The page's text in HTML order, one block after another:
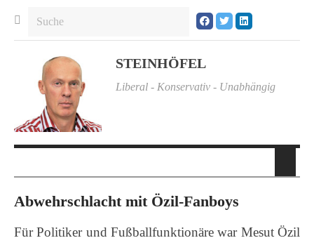
STEINHÖFEL
Liberal - Konservativ - Unabhängig
Abwehrschlacht mit Özil-Fanboys
Für Politiker und Fußballfunktionäre war Mesut Özil